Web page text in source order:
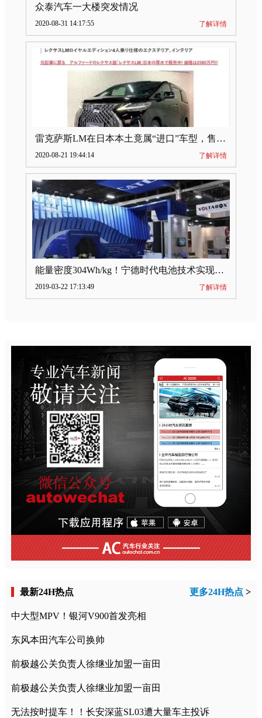
众泰汽车一大楼突发情况
2020-08-31 14:17:55 了解详情
雷克萨斯LM在日本本土竟属“进口”车型，售价2580万日元
2020-08-21 19:44:14 了解详情
能量密度304Wh/kg！宁德时代电池技术实现突破
2019-03-22 17:13:49 了解详情
最新24H热点 更多24H热点 >
中大型MPV！银河V900首发亮相
东风本田汽车公司换帅
前极越公关负责人徐继业加盟一亩田
前极越公关负责人徐继业加盟一亩田
无法按时提车！！长安深蓝SL03遭大量车主投诉